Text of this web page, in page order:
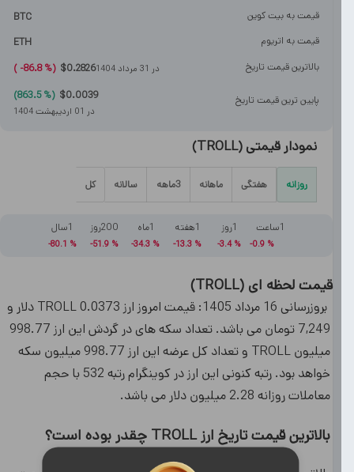
قیمت به بیت کوین
BTC
قیمت به اتریوم
ETH
بالاترین قیمت تاریخ
(
%
86.8-
) $0.2826 31 مرداد 1404
پایین ترین قیمت تاریخ (
%
863.5
) $0.0039
01 اردیبهشت 1404
نمودار قیمتی(
TROLL
)
روزانه هفتگی ماهانه سالانه
%
200روز
قیمت لحظه ای(
TROLL
)
بروزرسانی 16 مرداد 1405: قیمت امروز ارز TROLL 0.0373 دلار و
7,249 تومان می باشد. تعداد سکه های در گردش این ارز 998.77
میلیون TROLL و تعداد کل عرضه این ارز 998.77 میلیون سکه
خواهد بود. رتبه کنونی این ارز در کوینگرام رتبه 532 با حجم
معاملات روزانه 2.28 میلیون دلار می باشد.
بالاترین قیمت تاریخ ارز TROLL چقدر بوده است؟